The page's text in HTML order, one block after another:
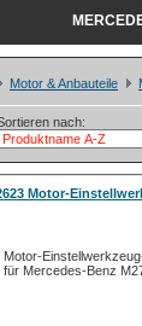
Motor & Anbauteile
nach:
Motor-
Motor-
für Mercedes-Benz